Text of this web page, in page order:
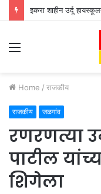
इकरा शाहीन उर्दू
Menu
Home / राजकीय
राजकीय जळगांव
रणरणत्या
पाटील
शिगेला